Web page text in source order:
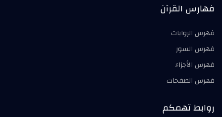
فهارس القرآن
فهرس الروايات
فهرس السور
فهرس الأجزاء
فهرس الصفحات
روابط تهمكم